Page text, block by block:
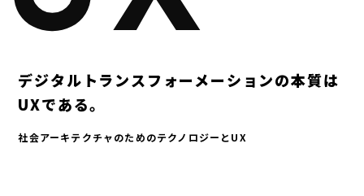
デジタルトランスフォーメーションの本質は
UXである。
社会アーキテクチャのためのテクノロジーとUX